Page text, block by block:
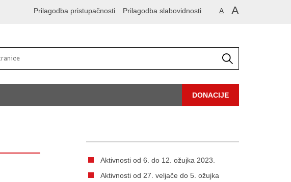
A A
Prilagodba pristupačnosti Prilagodba slabovidnosti
DONACIJE
Aktivnosti od 6. do 12. ožujka 2023.
Aktivnosti od 27. veljače do 5. ožujka